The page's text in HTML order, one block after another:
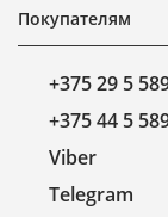
Покупателям
+375 29 5
+375 44 5
Viber
Telegram